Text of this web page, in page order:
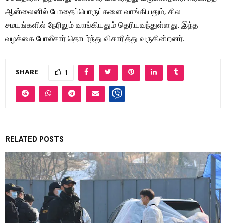
ஆன்லைனில் போதைப்பொருட்களை வாங்கியதும், சில
சமயங்களில் நேரிலும் வாங்கியதும் தெரியவந்துள்ளது. இந்த
வழக்கை போலீசார் தொடர்ந்து விசாரித்து வருகின்றனர்.
SHARE 1
RELATED POSTS